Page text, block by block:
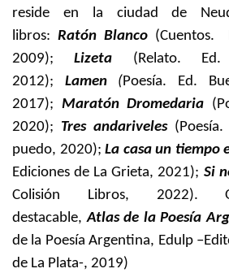
reside en la ciudad de
libros: Ratón Blanco(Cuentos.
2009);Lizeta
(Relato.
2012); Lamen(Poesía. Ed.
2017); Maratón Dromedaria
2020); Tres andariveles(Poesía.
puedo, 2020); La casa un tiempo
Ediciones de La Grieta, 2021); Si
Colisión Libros, 2022).
destacable,Atlas de la Poesía
de la Poesía Argentina, Edulp
de La Plata-, 2019)